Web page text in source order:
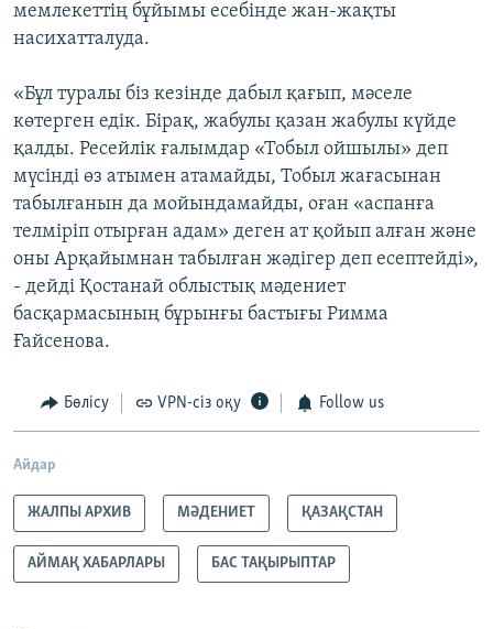
мемлекеттің бұйымы есебінде жан-жақты
насихатталуда.
«Бұл туралы біз кезінде дабыл қағып, мәселе
көтерген едік. Бірақ, жабулы қазан жабулы күйде
қалды. Ресейлік ғалымдар «Тобыл ойшылы» деп
мүсінді өз атымен атамайды, Тобыл жағасынан
табылғанын да мойындамайды, оған «аспанға
телміріп отырған адам» деген ат қойып алған және
оны Арқайымнан табылған жәдігер деп есептейді»,
- дейді Қостанай облыстық мәдениет
басқармасының бұрынғы бастығы Римма
Ғайсенова.
Бөлісу VPN-сіз оқу Follow us
Айдар
ЖАЛПЫ АРХИВ МӘДЕНИЕТ ҚАЗАҚСТАН
АЙМАҚ ХАБАРЛАРЫ БАС ТАҚЫРЫПТАР